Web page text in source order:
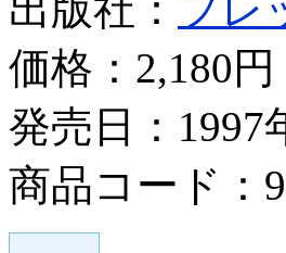
価格： 2,180円
発売日：1997
商品コード：